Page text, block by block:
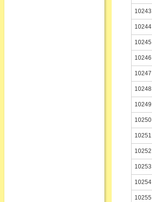
10243
10244
10245
10246
10247
10248
10249
10250
10251
10252
10253
10254
10255